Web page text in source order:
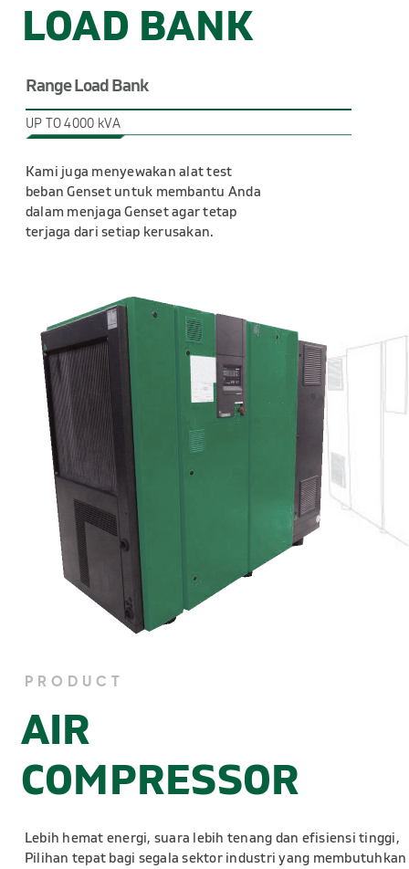
LOAD BANK
Range Load Bank
UP TO 4000 kVA
Kami juga menyewakan alat test
beban Genset untuk membantu Anda
dalam menjaga Genset agar tetap
terjaga dari setiap kerusakan.
PRODUCT
AIR
COMPRESSOR
Lebih hemat energi, suara lebih tenang dan efisiensi tinggi,
Pilihan tepat bagi segala sektor industri yang membutuhkan